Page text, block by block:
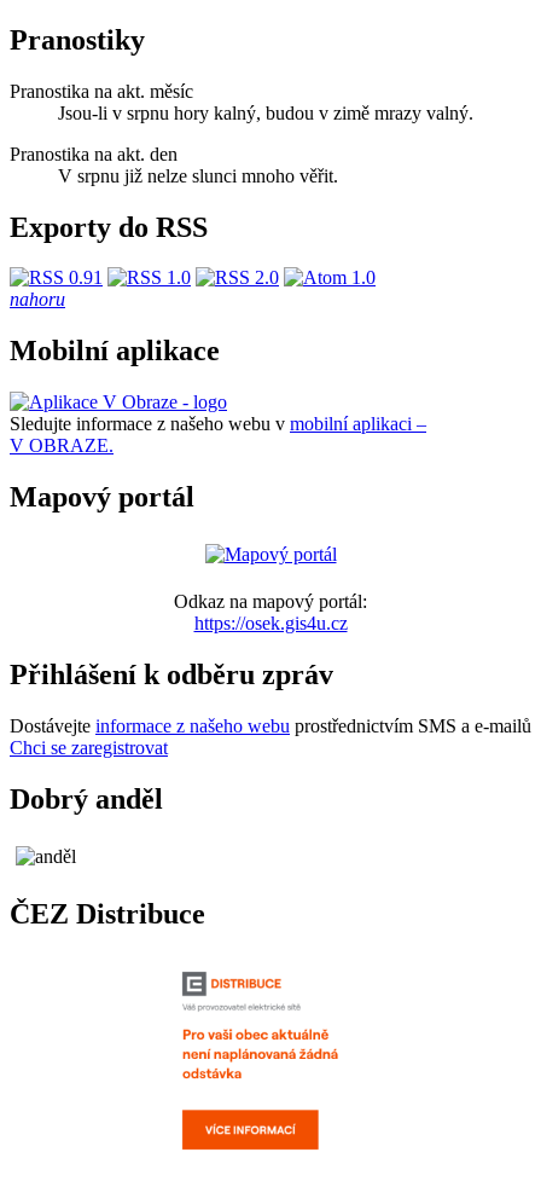
Pranostiky
Pranostika na akt. měsíc
Jsou-li v srpnu hory kalný, budou v zimě mrazy valný.
Pranostika na akt. den
V srpnu již nelze slunci mnoho věřit.
Exporty do RSS
nahoru
Mobilní aplikace
Sledujte informace z našeho webu v mobilní aplikaci –
V OBRAZE.
Mapový portál
Odkaz na mapový portál:
https://osek.gis4u.cz
Přihlášení k odběru zpráv
Dostávejte informace z našeho webu prostřednictvím SMS a e-mailů
Chci se zaregistrovat
Dobrý anděl
ČEZ Distribuce